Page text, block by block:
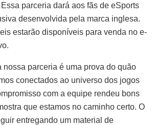
parceria dará aos fãs de eSports
desenvolvida pela marca inglesa.
estarão disponíveis para venda no e-
nossa parceria é uma prova do quão
conectados ao universo dos jogos
com a equipe rendeu bons
que estamos no caminho certo. O
entregando um material de